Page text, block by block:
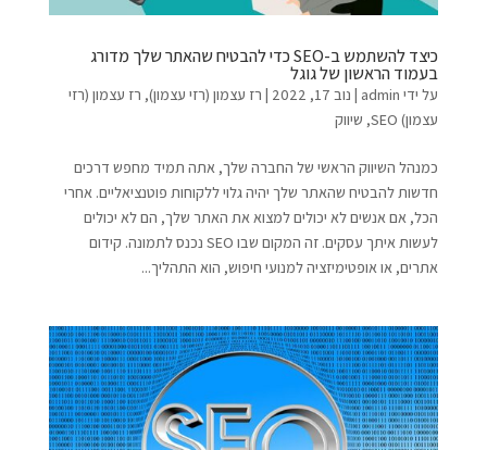
כיצד להשתמש ב-SEO כדי להבטיח שהאתר שלך מדורג
בעמוד הראשון של גוגל
על ידי admin נוב 17, 2022 רז עצמון (רזי עצמון), רז עצמון (רזי
עצמון) SEO
, שיווק
כמנהל השיווק הראשי של החברה שלך, אתה תמיד מחפש דרכים
חדשות להבטיח שהאתר שלך יהיה גלוי ללקוחות פוטנציאליים. אחרי
הכל, אם אנשים לא יכולים למצוא את האתר שלך, הם לא יכולים
לעשות איתך עסקים. זה המקום שבו SEO נכנס לתמונה. קידום
אתרים, או אופטימיזציה למנועי חיפוש, הוא התהליך...